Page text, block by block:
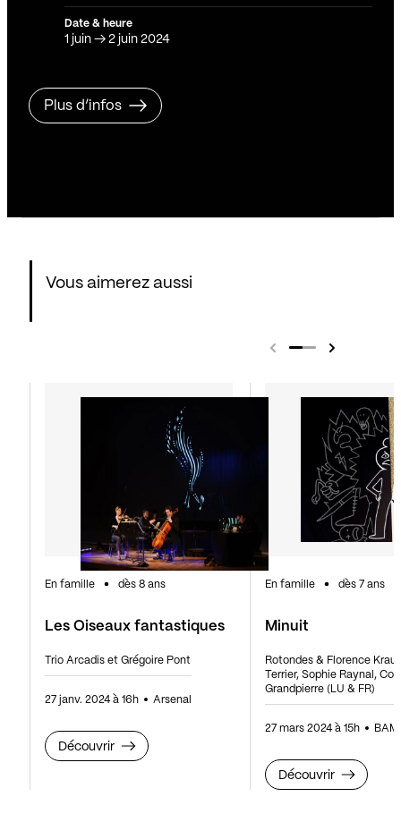
Date & heure
1 juin → 2 juin 2024
Plus d’infos
Vous aimerez aussi
Les Oiseaux fantastiques
En famille dès 8 ans
Trio Arcadis et Grégoire Pont
27 janv. 2024 à 16h Arsenal
Découvrir
Minuit
En famille dès 7 ans
Rotondes & Florence
Terrier, Sophie Raynal,
Grandpierre (LU & FR)
27 mars 2024 à 15h BAM
Découvrir